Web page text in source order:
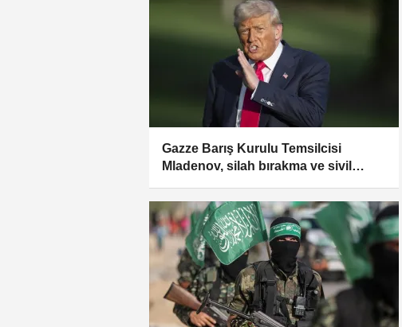
Gazze Barış Kurulu Temsilcisi
Mladenov, silah bırakma ve sivil
varıldığını duyurdu: